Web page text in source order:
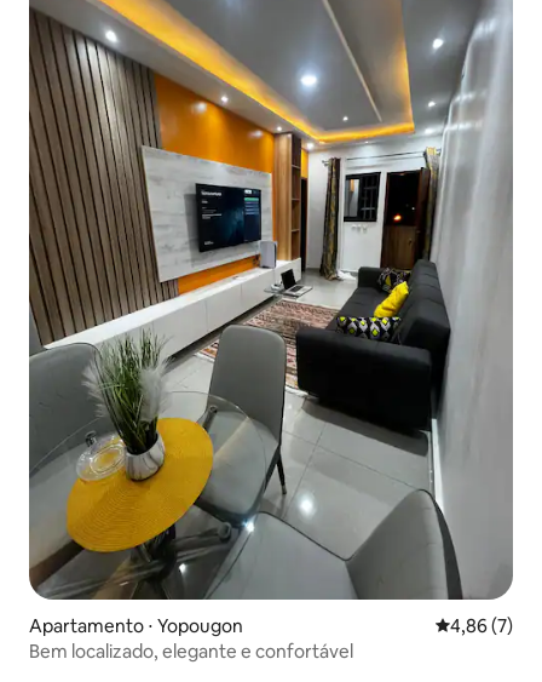
Apartamento ⋅ Yopougon 4,86 de uma
4,86 (7)
Bem localizado, elegante e confortável